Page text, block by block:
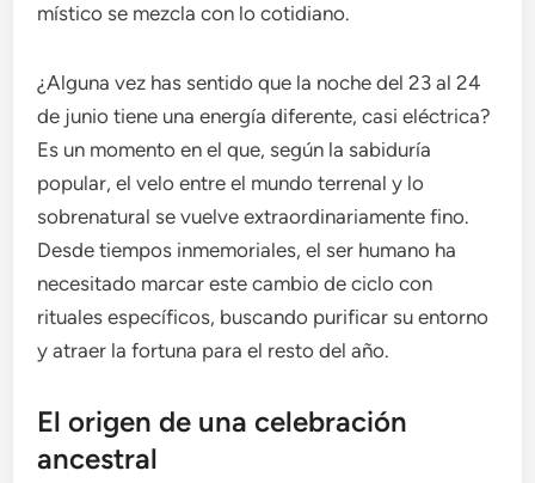
místico se mezcla con lo cotidiano.
¿Alguna vez has sentido que la noche del 23 al 24
de junio tiene una energía diferente, casi eléctrica?
Es un momento en el que, según la sabiduría
popular, el velo entre el mundo terrenal y lo
sobrenatural se vuelve extraordinariamente fino.
Desde tiempos inmemoriales, el ser humano ha
necesitado marcar este cambio de ciclo con
rituales específicos, buscando purificar su entorno
y atraer la fortuna para el resto del año.
El origen de una celebración
ancestral